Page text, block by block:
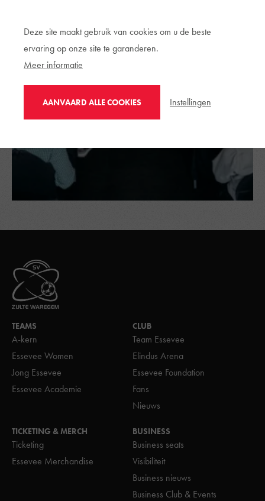
TEAMS
A-kern
Essevee Women
Jong Essevee
Essevee Academie
CLUB
Team Essevee
Elindus Arena
Essevee Foundation
Fans
Nieuws
TICKETING & MERCH
Ticketing
Essevee Merchandise
BUSINESS
Business seats
Visibiliteit
Business nieuws
Business Club & Events
Deze site maakt gebruik van cookies om u de beste
ervaring op onze site te garanderen.
Meer informatie
AANVAARD ALLE COOKIES Instellingen